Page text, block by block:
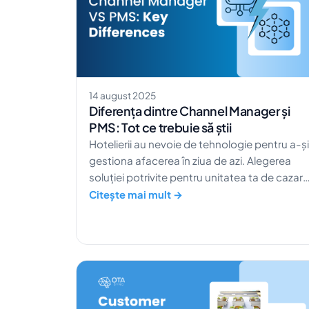
[…]
14 august 2025
Diferența dintre Channel Manager și
PMS: Tot ce trebuie să știi
Hotelierii au nevoie de tehnologie pentru a-și
gestiona afacerea în ziua de azi. Alegerea
soluției potrivite pentru unitatea ta de cazare
nu e ușoară, mai ales fără informațiile
dintre aceste două soluții? Poate
proprietatea ta de vacanță să funcționeze
doar cu una dintre ele? Ai avea nevoie de
amândouă […]
Citește mai mult →